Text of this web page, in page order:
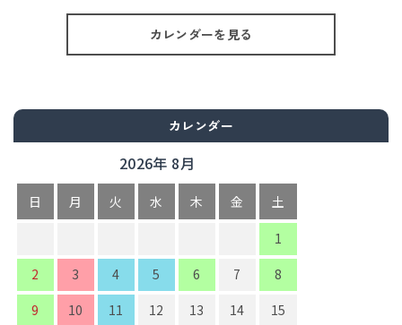
カレンダーを見る
カレンダー
2026年 8月
日 月 火 水 木 金 土
1
2
3 4 5 6 7
8
9
10 11 12 13 14
15